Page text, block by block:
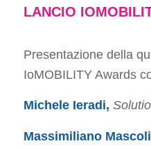
LANCIO
Presentazione della
IoMOBILITY Awards
Michele Ieradi,
Massimiliano